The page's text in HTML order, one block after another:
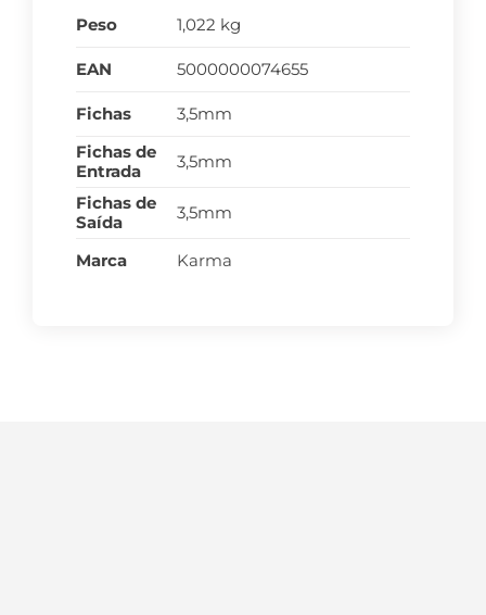
Peso 1,022 kg
EAN 5000000074655
Fichas
3,5mm
Fichas de
Entrada
3,5mm
Fichas de
Saída
3,5mm
Marca Karma